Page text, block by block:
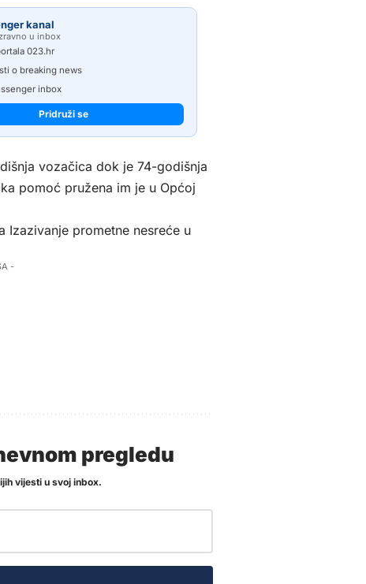
kanal
u inbox
023.hr
o breaking news
inbox
Pridruži se
vozačica dok je 74-godišnja
pomoć pružena im je u Općoj
Izazivanje prometne nesreće u
-
pregledu
vijesti u svoj inbox.